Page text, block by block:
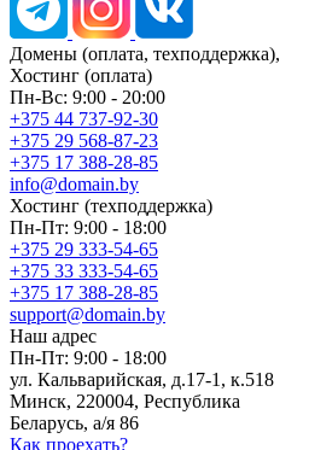
Домены (оплата, техподдержка),
Хостинг (оплата)
Пн-Вс: 9:00 - 20:00
+375 44 737-92-30
+375 29 568-87-23
+375 17 388-28-85
info@domain.by
Хостинг (техподдержка)
Пн-Пт: 9:00 - 18:00
+375 29 333-54-65
+375 33 333-54-65
+375 17 388-28-85
support@domain.by
Наш адрес
Пн-Пт: 9:00 - 18:00
ул. Кальварийская, д.17-1, к.518
Минск, 220004, Республика
Беларусь, а/я 86
Как проехать?